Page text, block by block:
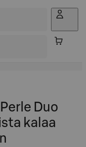
Duo
kalaa